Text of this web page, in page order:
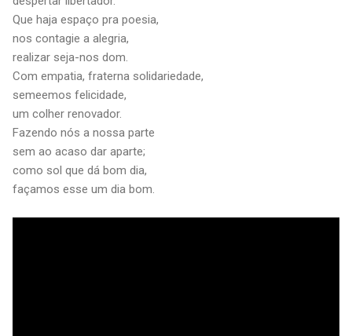
Que haja espaço pra poesia,
nos contagie a alegria,
realizar seja-nos dom.
Com empatia, fraterna solidariedade,
semeemos felicidade,
um colher renovador.
Fazendo nós a nossa parte
sem ao acaso dar aparte;
como sol que dá bom dia,
façamos esse um dia bom.